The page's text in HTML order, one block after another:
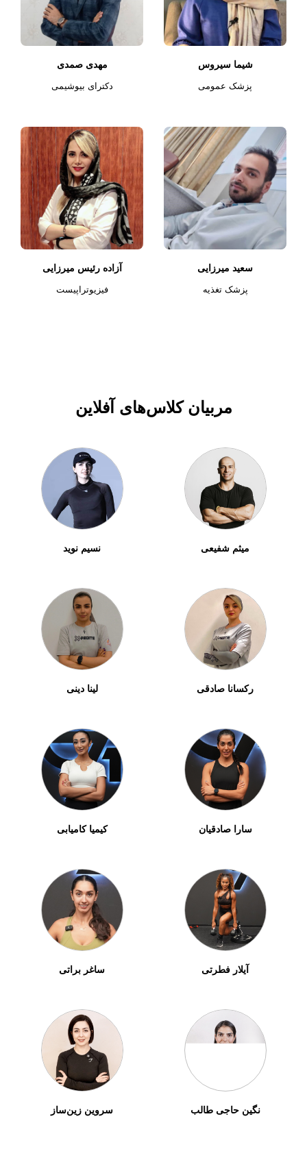
شیما سیروس
پزشک عمومی
مهدی صمدی
دکترای بیوشیمی
سعید میرزایی
پزشک تغذیه
آزاده رئیس میرزایی
فیزیوتراپیست
مربیان کلاس‌های آفلاین
میثم شفیعی نسیم نوید
رکسانا صادقی لینا دینی
سارا صادقیان کیمیا کامیابی
آیلار فطرتی ساغر براتی
نگین حاجی طالب سروین زین‌ساز